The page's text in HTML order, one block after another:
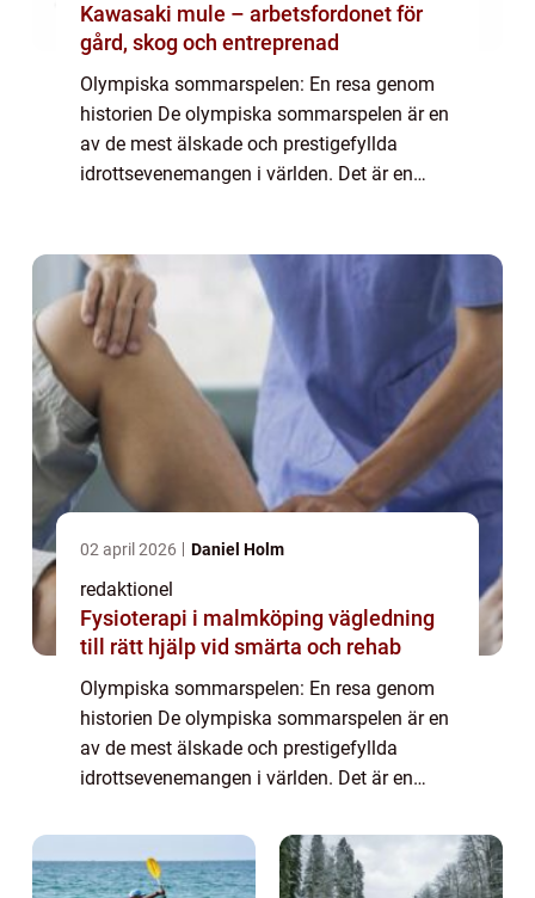
Kawasaki mule – arbetsfordonet för
gård, skog och entreprenad
Olympiska sommarspelen: En resa genom
historien De olympiska sommarspelen är en
av de mest älskade och prestigefyllda
idrottsevenemangen i världen. Det är en
för...
02 april 2026 Daniel Holm
redaktionel
Fysioterapi i malmköping vägledning
till rätt hjälp vid smärta och rehab
Olympiska sommarspelen: En resa genom
historien De olympiska sommarspelen är en
av de mest älskade och prestigefyllda
idrottsevenemangen i världen. Det är en
länder tävlar mot varandra i olika sporter
för...